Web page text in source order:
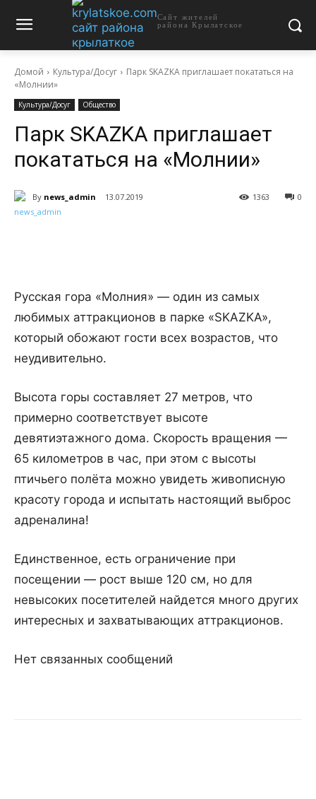
Сайт жителей
района Крылатское
Домой Культура/Досуг
Парк SKAZKA приглашает покататься на
«Молнии»
Культура/Досуг Общество
Парк SKAZKA приглашает
покататься на «Молнии»
By news_admin 13.07.2019 0
1363
Русская гора «Молния» — один из самых
любимых аттракционов в парке «SKAZKA»,
который обожают гости всех возрастов, что
неудивительно.
Высота горы составляет 27 метров, что
примерно соответствует высоте
девятиэтажного дома. Скорость вращения —
65 километров в час, при этом с высоты
птичьего полёта можно увидеть живописную
красоту города и испытать настоящий выброс
адреналина!
Единственное, есть ограничение при
посещении — рост выше 120 см, но для
невысоких посетителей найдется много других
интересных и захватывающих аттракционов.
Нет связанных сообщений